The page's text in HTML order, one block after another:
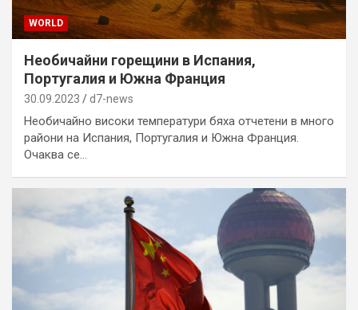
WORLD
Необичайни горещини в Испания,
Португалия и Южна Франция
30.09.2023 d7-news
Необичайно високи температури бяха отчетени в много
райони на Испания, Португалия и Южна Франция.
Очаква се…